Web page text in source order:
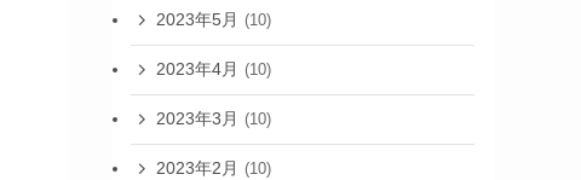
2023年5月 (10)
2023年4月 (10)
2023年3月 (10)
2023年2月 (10)